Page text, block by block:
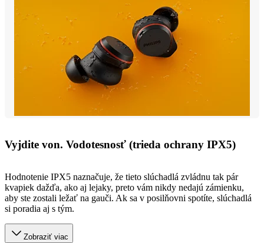
Vyjdite von. Vodotesnosť (trieda ochrany IPX5)
Hodnotenie IPX5 naznačuje, že tieto slúchadlá zvládnu tak pár
kvapiek dažďa, ako aj lejaky, preto vám nikdy nedajú zámienku,
aby ste zostali ležať na gauči. Ak sa v posilňovni spotíte, slúchadlá
si poradia aj s tým.
Zobraziť viac